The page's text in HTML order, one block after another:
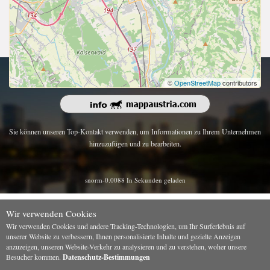
©OpenStreetMapcontributors
Urheberrecht 2026 | Alle Rechte vorbehalten.
Sie können unseren Top-Kontakt verwenden, um Informationen zu Ihrem Unternehmen
hinzuzufügen und zu bearbeiten.
snorm-0.0088 In Sekunden geladen
Wir verwenden Cookies
Wir verwenden Cookies und andere Tracking-Technologien, um Ihr Surferlebnis auf
unserer Website zu verbessern, Ihnen personalisierte Inhalte und gezielte Anzeigen
anzuzeigen, unseren Website-Verkehr zu analysieren und zu verstehen, woher unsere
Besucher kommen. Datenschutz-Bestimmungen